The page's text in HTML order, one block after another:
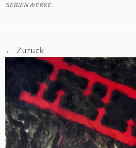
SERIENWERKE.
← Zurück